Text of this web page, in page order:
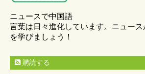
ニュースで中国語
言葉は日々進化しています。ニュー
を学びましょう！
購読する